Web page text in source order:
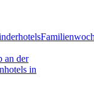
an der
in